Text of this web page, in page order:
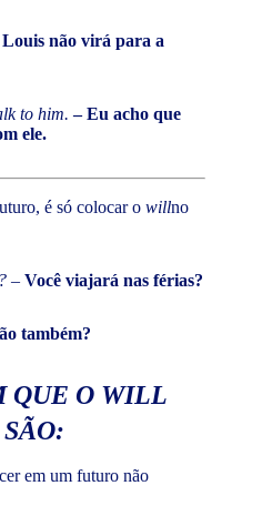
Louis não virá para a
to him. – Eu acho que
ele.
é só colocar o willno
– Você viajará nas férias?
também?
QUE O WILL
em um futuro não